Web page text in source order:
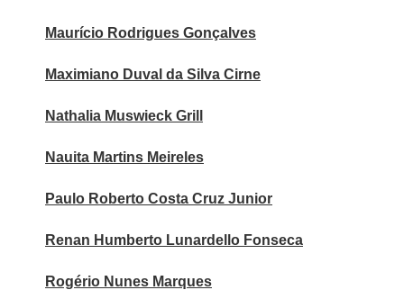
Maurício Rodrigues Gonçalves
Maximiano Duval da Silva Cirne
Nathalia Muswieck Grill
Nauita Martins Meireles
Paulo Roberto Costa Cruz Junior
Renan Humberto Lunardello Fonseca
Rogério Nunes Marques